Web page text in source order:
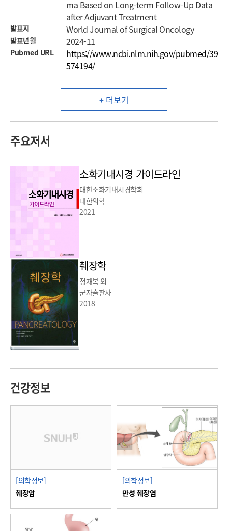
ma Based on Long-term Follow-Up Data
after Adjuvant Treatment
발표지 World Journal of Surgical Oncology
발표년월 2024-11
Pubmed URL
https://www.ncbi.nlm.nih.gov/pubmed/39
574194/
+ 더보기
주요저서
소화기내시경 가이드라인
대한소화기내시경학회
대한의학
2021
췌장학
정재복 외
군자출판사
2018
건강정보
[의학정보]
췌장암
[의학정보]
만성 췌장염